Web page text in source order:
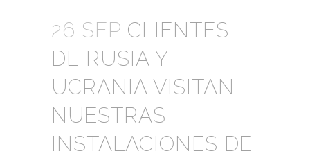
26 SEP CLIENTES
DE RUSIA Y
UCRANIA VISITAN
NUESTRAS
INSTALACIONES DE